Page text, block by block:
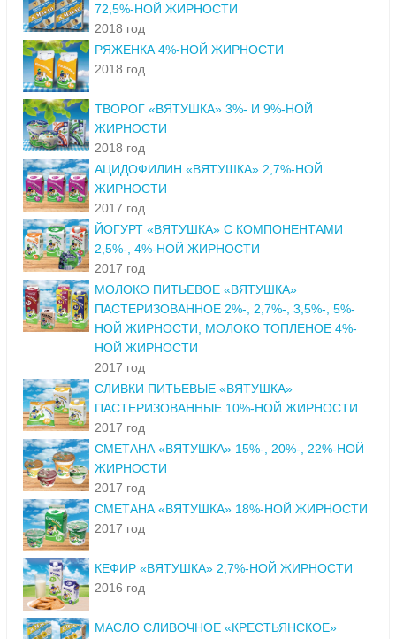
72,5%-НОЙ ЖИРНОСТИ
2018 год
РЯЖЕНКА 4%-НОЙ ЖИРНОСТИ
2018 год
ТВОРОГ «ВЯТУШКА» 3%- И 9%-НОЙ
ЖИРНОСТИ
2018 год
АЦИДОФИЛИН «ВЯТУШКА» 2,7%-НОЙ
ЖИРНОСТИ
2017 год
ЙОГУРТ «ВЯТУШКА» С КОМПОНЕНТАМИ
2,5%-, 4%-НОЙ ЖИРНОСТИ
2017 год
МОЛОКО ПИТЬЕВОЕ «ВЯТУШКА»
ПАСТЕРИЗОВАННОЕ 2%-, 2,7%-, 3,5%-, 5%-
НОЙ ЖИРНОСТИ; МОЛОКО ТОПЛЕНОЕ 4%-
НОЙ ЖИРНОСТИ
2017 год
СЛИВКИ ПИТЬЕВЫЕ «ВЯТУШКА»
ПАСТЕРИЗОВАННЫЕ 10%-НОЙ ЖИРНОСТИ
2017 год
СМЕТАНА «ВЯТУШКА» 15%-, 20%-, 22%-НОЙ
ЖИРНОСТИ
2017 год
СМЕТАНА «ВЯТУШКА» 18%-НОЙ ЖИРНОСТИ
2017 год
КЕФИР «ВЯТУШКА» 2,7%-НОЙ ЖИРНОСТИ
2016 год
МАСЛО СЛИВОЧНОЕ «КРЕСТЬЯНСКОЕ»